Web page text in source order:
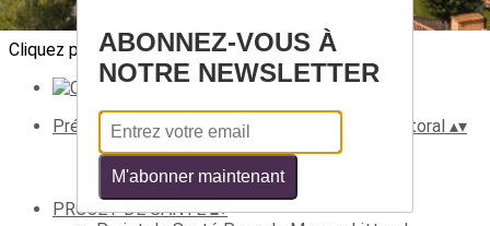
Ajoutez un logo, un bouton, des réseaux sociaux
Cliquez pour éditer
Présentation de la CPTS Pays des Maures-Littoral ▴▾
Présentation générale
Organigramme CPTS PML
Professionnels
PROJET DE SANTÉ▴▾
ABONNEZ-VOUS À
NOTRE NEWSLETTER
M'abonner maintenant